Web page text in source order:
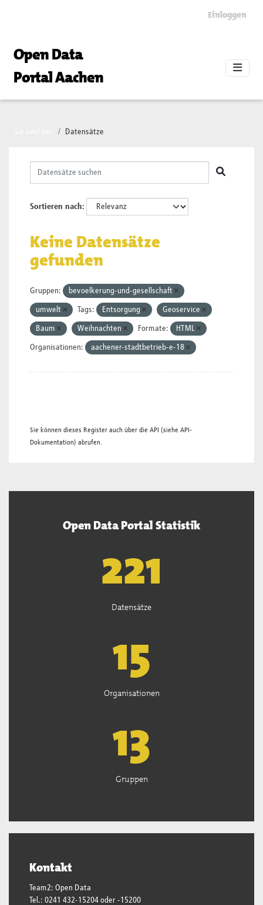
Einloggen
Open Data
Portal Aachen
Datensätze
Sortieren nach
Keine Datensätze
gefunden
Gruppen: bevoelkerung-und-gesellschaft
umwelt Tags: Entsorgung Geoservice
Baum Weihnachten Formate: HTML
Organisationen: aachener-stadtbetrieb-e-18
Sie können dieses Register auch über die API (siehe API-
Dokumentation) abrufen.
Open Data Portal Statistik
222
Datensätze
15
Organisationen
13
Gruppen
Kontakt
Team2: Open Data
Tel.: 0241 432-15204 oder -15200